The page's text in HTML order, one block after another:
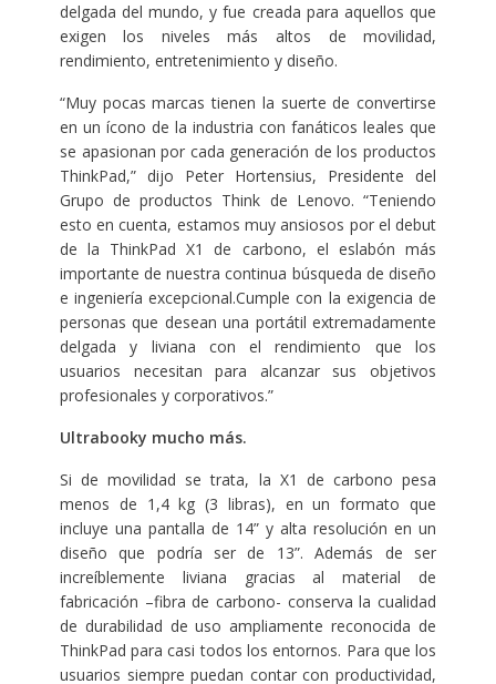
delgada del mundo, y fue creada para aquellos que
exigen los niveles más altos de movilidad,
rendimiento, entretenimiento y diseño.
“Muy pocas marcas tienen la suerte de convertirse
en un ícono de la industria con fanáticos leales que
se apasionan por cada generación de los productos
ThinkPad,” dijo Peter Hortensius, Presidente del
Grupo de productos Think de Lenovo. “Teniendo
esto en cuenta, estamos muy ansiosos por el debut
de la ThinkPad X1 de carbono, el eslabón más
importante de nuestra continua búsqueda de diseño
e ingeniería excepcional.Cumple con la exigencia de
personas que desean una portátil extremadamente
delgada y liviana con el rendimiento que los
usuarios necesitan para alcanzar sus objetivos
profesionales y corporativos.”
Ultrabooky mucho más.
Si de movilidad se trata, la X1 de carbono pesa
menos de 1,4 kg (3 libras), en un formato que
incluye una pantalla de 14” y alta resolución en un
diseño que podría ser de 13”. Además de ser
increíblemente liviana gracias al material de
fabricación –fibra de carbono- conserva la cualidad
de durabilidad de uso ampliamente reconocida de
ThinkPad para casi todos los entornos. Para que los
usuarios siempre puedan contar con productividad,